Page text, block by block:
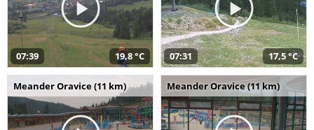
07:39 19,8 °C 07:31 17,5 °C
Meander Oravice (11 km) Meander Oravice (11 km)